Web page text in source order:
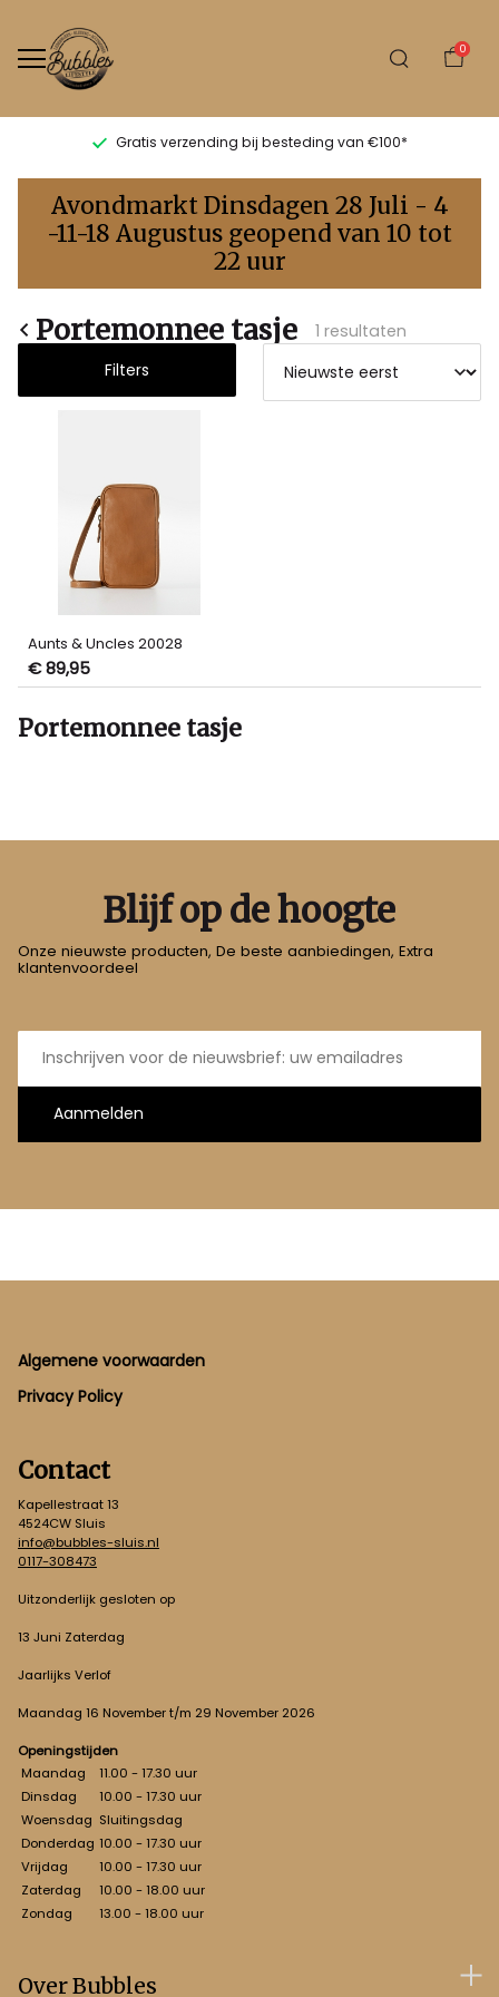
0
Gratis verzending bij besteding van €100*
Portemonnee
tasje
-
Bubbles
Sluis
Avondmarkt Dinsdagen 28 Juli - 4
-11-18 Augustus geopend van 10 tot
22 uur
Portemonnee tasje
1 resultaten
Filters
Aunts & Uncles 20028
€ 89,95
Portemonnee tasje
Blijf op de hoogte
Onze nieuwste producten, De beste aanbiedingen, Extra
klantenvoordeel
E-
mailadres
Aanmelden
Footer
Algemene voorwaarden
Privacy Policy
Contact
Kapellestraat 13
4524CW Sluis
info@bubbles-sluis.nl
0117-308473
Uitzonderlijk gesloten op
13 Juni Zaterdag
Jaarlijks Verlof
Maandag 16 November t/m 29 November 2026
Openingstijden
Maandag
11.00 - 17.30 uur
Dinsdag
10.00 - 17.30 uur
Woensdag Sluitingsdag
Donderdag 10.00 - 17.30 uur
Vrijdag
10.00 - 17.30 uur
Zaterdag
10.00 - 18.00 uur
Zondag
13.00 - 18.00 uur
Over Bubbles